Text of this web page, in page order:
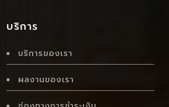
บริการ
บริการของเรา
ผลงานของเรา